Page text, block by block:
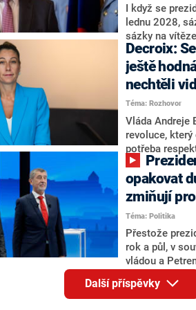
Zdeněk Nytra
některých
nepřítel, ale
I když se
lednu 2028,
sázky na
hlava státu
zmiňují dva
Andreje
Oblíbeným
Motoristy Filip
o případné
značně
nemá osobu,
Decroix:
ještě
nechtěli
Téma: Rozhovor
Vláda Andreje
revoluce,
potřeba
ministryně
rozhovoru pro
ohledně
Tejce (za
práva Taťány
adresu vlády
vrátila k
hnutí Naše
opakovat
zmiňují
Téma: Politika
Přestože
rok a půl, v
vládou a
tom, koho by
koalice.
jméno
Další příspěvky